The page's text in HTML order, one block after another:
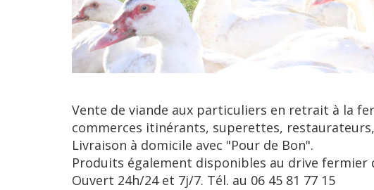
Vente de viande aux particuliers en retrait à la
commerces itinérants, superettes,
Livraison à domicile avec "Pour de Bon".
Produits également disponibles au drive fermier
Ouvert 24h/24 et 7j/7. Tél. au 06 45 81 77 15